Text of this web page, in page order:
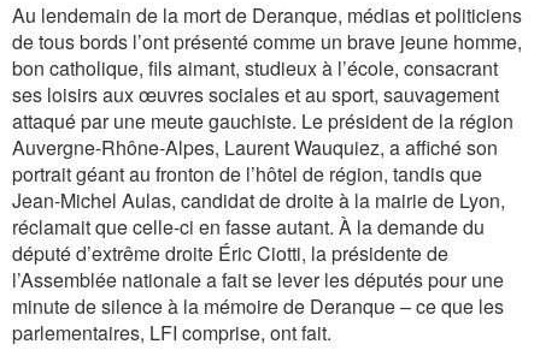
Au lendemain de la mort de Deranque, médias et politiciens
de tous bords l’ont présenté comme un brave jeune homme,
bon catholique, fils aimant, studieux à l’école, consacrant
ses loisirs aux œuvres sociales et au sport, sauvagement
attaqué par une meute gauchiste. Le président de la région
Auvergne-Rhône-Alpes, Laurent Wauquiez, a affiché son
portrait géant au fronton de l’hôtel de région, tandis que
Jean-Michel Aulas, candidat de droite à la mairie de Lyon,
réclamait que celle-ci en fasse autant. À la demande du
député d’extrême droite Éric Ciotti, la présidente de
l’Assemblée nationale a fait se lever les députés pour une
minute de silence à la mémoire de Deranque – ce que les
parlementaires, LFI comprise, ont fait.